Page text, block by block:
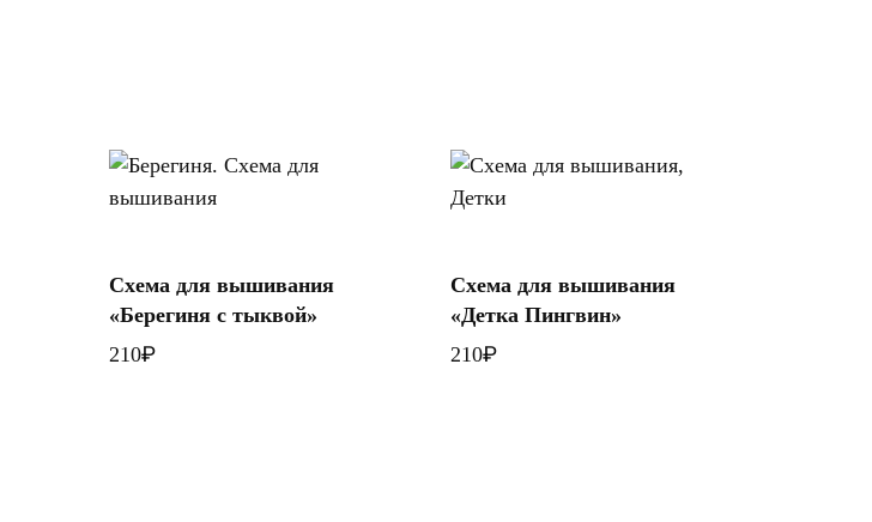
В корзину
Схема для вышивания
«Берегиня с тыквой»
210₽
В корзину
Схема для вышивания
«Детка Пингвин»
210₽